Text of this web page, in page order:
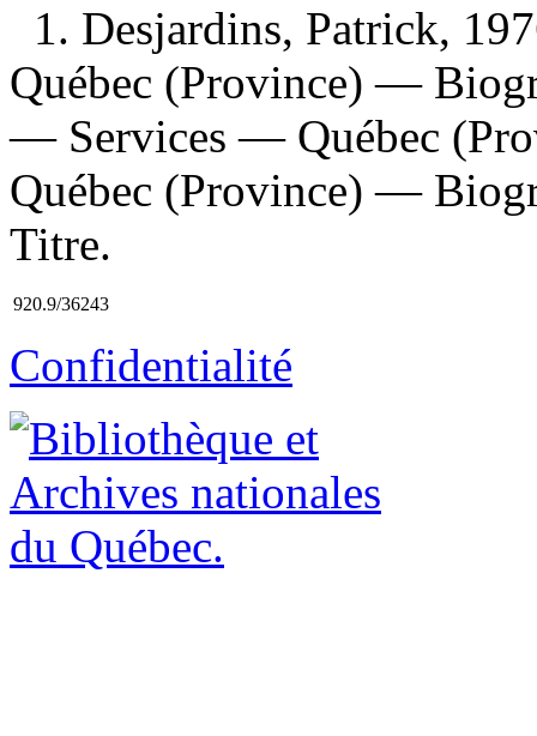
1. Desjardins, Patrick,
Québec (Province) —
— Services — Québec
Québec (Province) —
Titre.
920.9/36243
Confidentialité